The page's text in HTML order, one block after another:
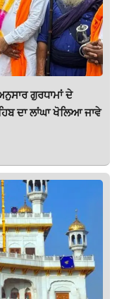
ਗੁਰਧਾਮਾਂ ਦੇ
ਦਾ ਲਾਂਘਾ ਖੋਲਿਆ ਜਾਵੇ